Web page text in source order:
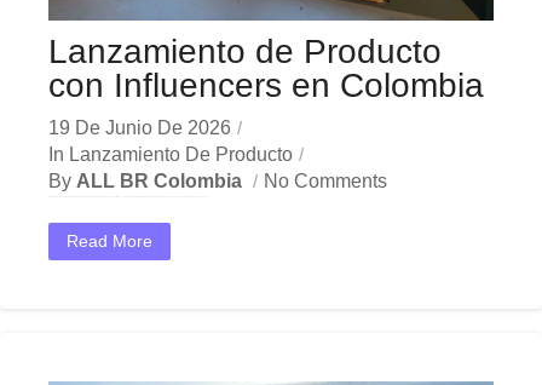
Lanzamiento de Producto
con Influencers en Colombia
19 De Junio De 2026
In Lanzamiento De Producto
By ALL BR Colombia No Comments
Read More